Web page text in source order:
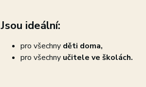
Jsou ideální:
pro všechnyděti doma,
pro všechny učitele ve školách.